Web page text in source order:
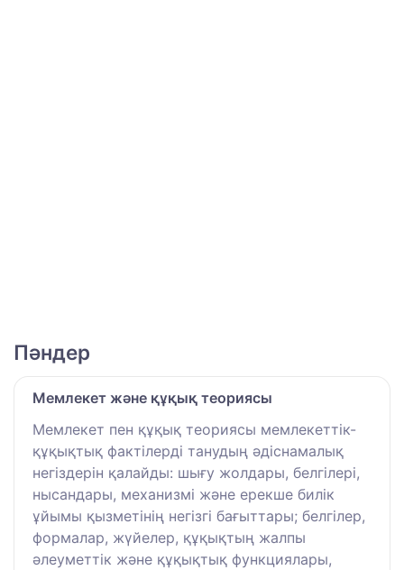
Пәндер
Мемлекет және құқық теориясы
Мемлекет пен құқық теориясы мемлекеттік-
құқықтық фактілерді танудың әдіснамалық
негіздерін қалайды: шығу жолдары, белгілері,
нысандары, механизмі және ерекше билік
ұйымы қызметінің негізгі бағыттары; белгілер,
формалар, жүйелер, құқықтың жалпы
әлеуметтік және құқықтық функциялары,